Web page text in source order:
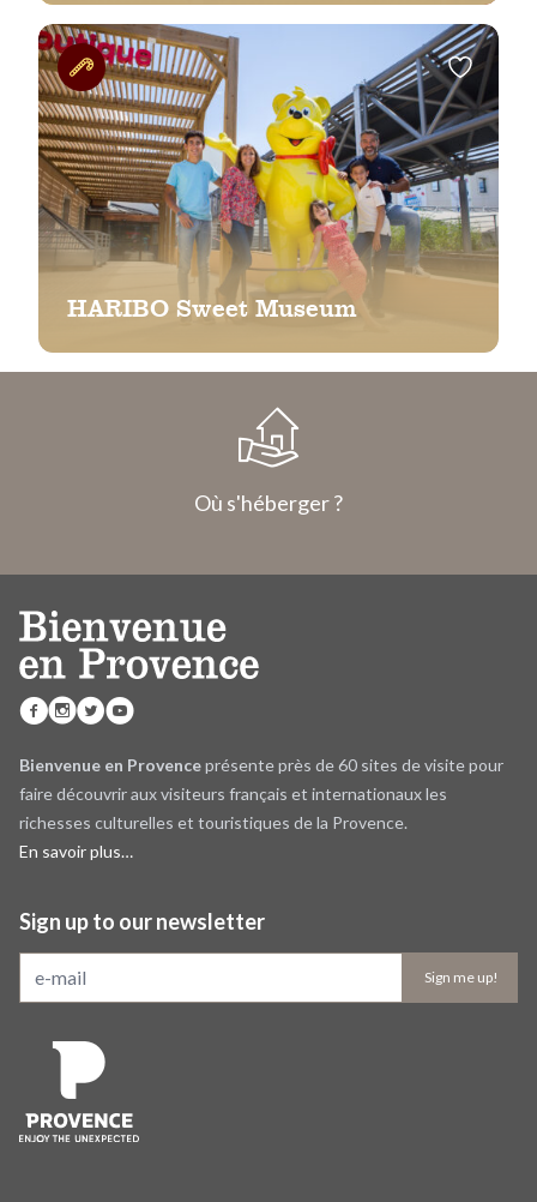
HARIBO Sweet Museum
Où s'héberger ?
Bienvenue en Provenceprésente près de 60 sites de visite pour
faire découvrir aux visiteurs français et internationaux les
richesses culturelles et touristiques de la Provence.
En savoir plus…
Sign up to our newsletter